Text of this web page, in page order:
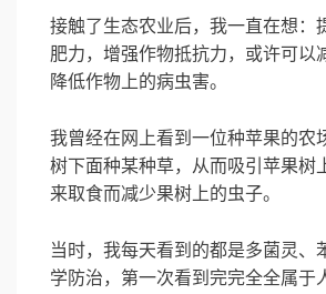
接触了生态农业后，我一直在想：
肥力，增强作物抵抗力，或许可以
降低作物上的病虫害。
我曾经在网上看到一位种苹果的农
树下面种某种草，从而吸引苹果树
来取食而减少果树上的虫子。
当时，我每天看到的都是多菌灵、
学防治，第一次看到完完全全属于